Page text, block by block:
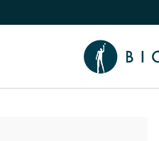
podmenu Poradca